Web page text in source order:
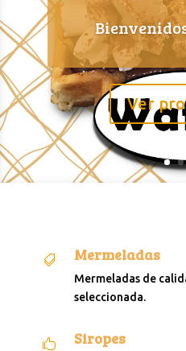
Ver
 Mermeladas
Mermeladas de
seleccionada.
 Siropes